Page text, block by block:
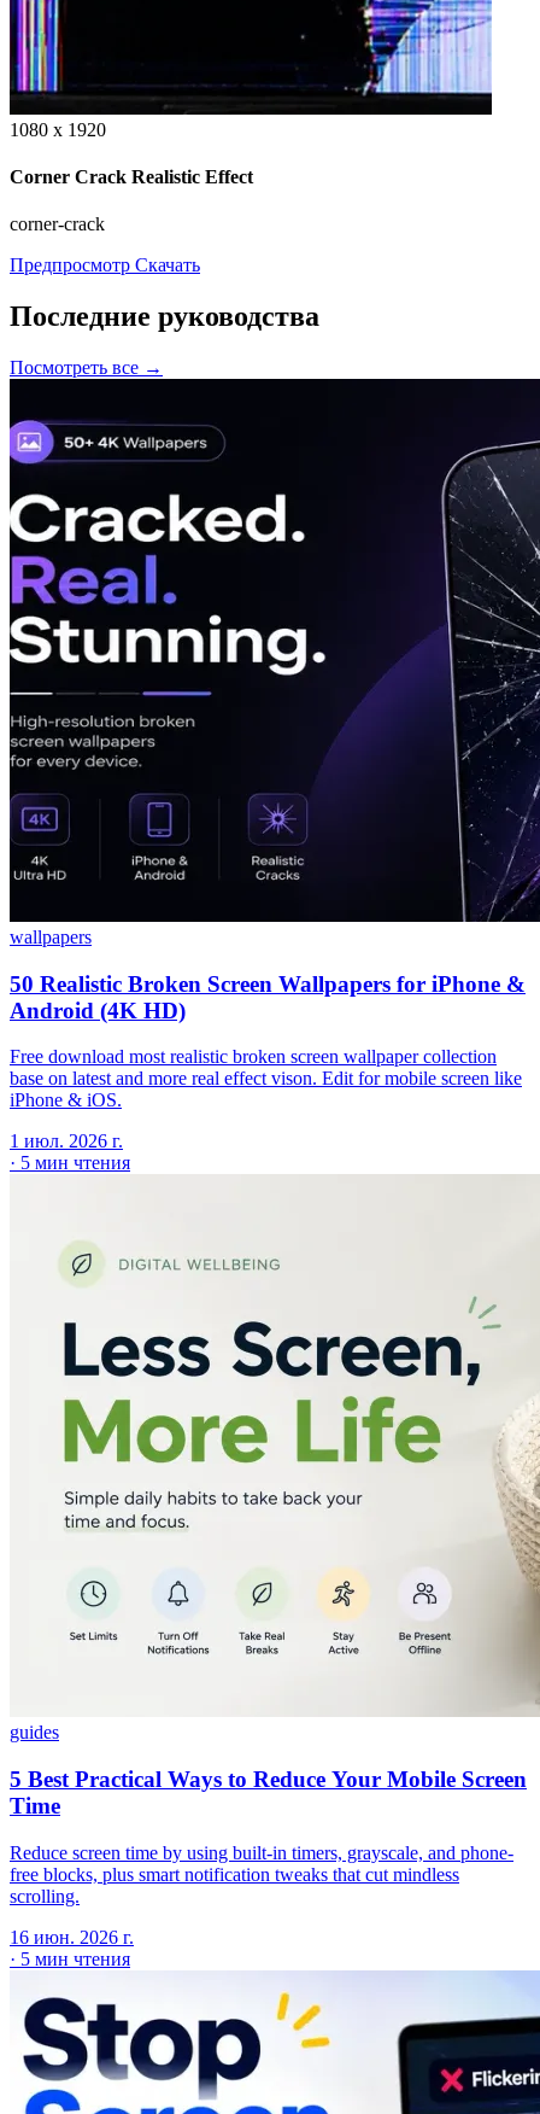
1080 x 1920
Corner Crack Realistic Effect
corner-crack
Предпросмотр Скачать
Последние руководства
Посмотреть все →
wallpapers
50 Realistic Broken Screen Wallpapers for iPhone &
Android (4K HD)
Free download most realistic broken screen wallpaper collection
base on latest and more real effect vison. Edit for mobile screen like
iPhone & iOS.
1 июл. 2026 г.
· 5 мин чтения
guides
5 Best Practical Ways to Reduce Your Mobile Screen
Time
Reduce screen time by using built-in timers, grayscale, and phone-
free blocks, plus smart notification tweaks that cut mindless
scrolling.
16 июн. 2026 г.
· 5 мин чтения